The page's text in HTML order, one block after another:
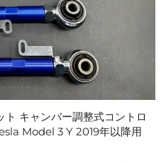
キャンバー調整式コントロ
Model 3 Y 2019年以降用